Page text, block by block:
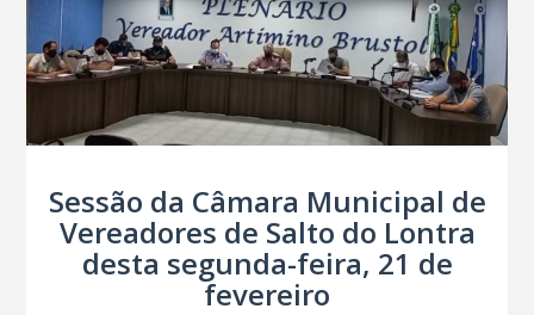
Sessão da Câmara Municipal de
Vereadores de Salto do Lontra
desta segunda-feira, 21 de
fevereiro